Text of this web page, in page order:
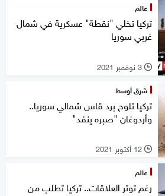
عالم
تركيا تخلي "نقطة" عسكرية في شمال
غربي سوريا
l 3 نوفمبر 2021
شرق أوسط
تركيا تلوح برد قاس شمالي سوريا..
وأردوغان "صبره ينفد"
l 12 أكتوبر 2021
عالم
رغم توتر العلاقات.. تركيا تطلب من